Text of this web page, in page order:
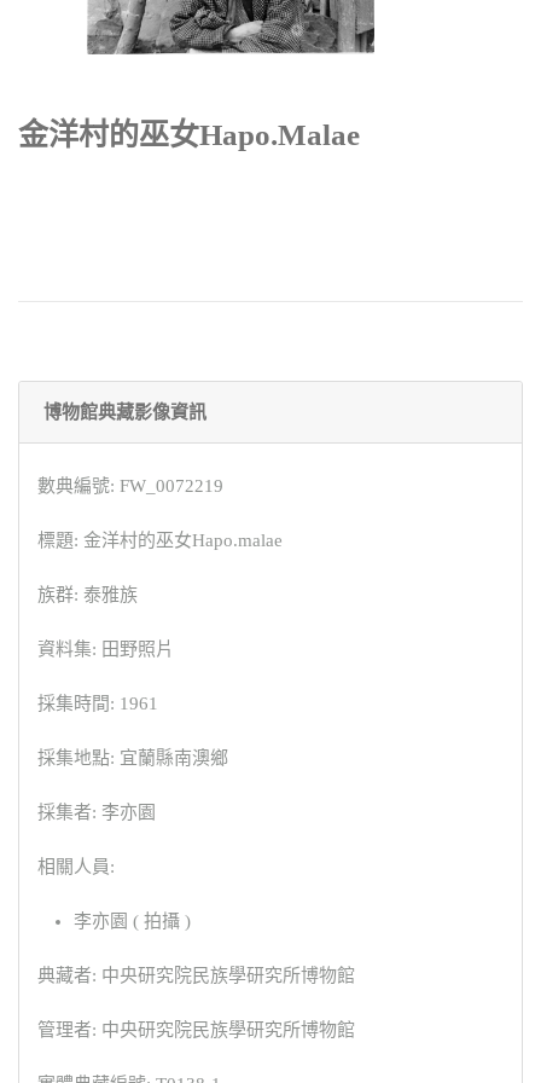
金洋村的巫女Hapo.malae
博物館典藏影像資訊
數典編號: FW_0072219
標題: 金洋村的巫女Hapo.malae
族群: 泰雅族
資料集: 田野照片
採集時間: 1961
採集地點: 宜蘭縣南澳鄉
採集者: 李亦園
相關人員:
李亦園 ( 拍攝 )
典藏者: 中央研究院民族學研究所博物館
管理者: 中央研究院民族學研究所博物館